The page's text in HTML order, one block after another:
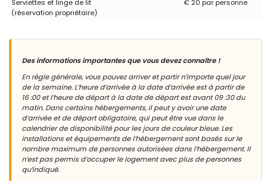
Serviettes et linge de lit
(réservation propriétaire)
€ 20 par personne
Des informations importantes que vous devez connaître !
En règle générale, vous pouvez arriver et partir n’importe quel jour
de la semaine. L’heure d’arrivée à la date d’arrivée est à partir de
16 :00 et l’heure de départ à la date de départ est avant 09 :30 du
matin. Dans certains hébergements, il peut y avoir une date
d’arrivée et de départ obligatoire, qui peut être vue dans le
calendrier de disponibilité pour les jours de couleur bleue. Les
installations et équipements de l’hébergement sont basés sur le
nombre maximum de personnes autorisées dans l’hébergement. Il
n’est pas permis d’occuper le logement avec plus de personnes
qu’indiqué.